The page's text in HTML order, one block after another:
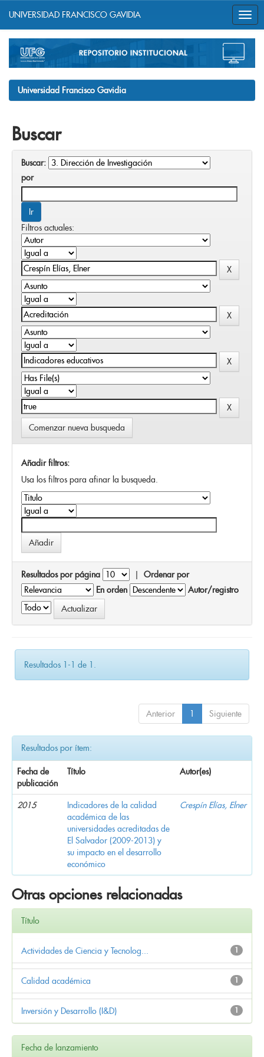
navigation
UNIVERSIDAD FRANCISCO GAVIDIA
Universidad Francisco Gavidia
Buscar
Buscar:
por
Filtros actuales:
Comenzar nueva busqueda
Añadir filtros:
Usa los filtros para afinar la busqueda.
Resultados por página | Ordenar por
En orden
Autor/registro
Resultados 1-1 de 1.
Anterior 1 Siguiente
Resultados por ítem:
Fecha de
publicación
Título Autor(es)
2015
Indicadores de la calidad
académica de las
universidades acreditadas de
El Salvador (2009-2013) y
su impacto en el desarrollo
económico
Crespín Elías, Elner
Otras opciones relacionadas
Título
1
Actividades de Ciencia y Tecnolog...
1
Calidad académica
1
Inversión y Desarrollo (I&D)
Fecha de lanzamiento